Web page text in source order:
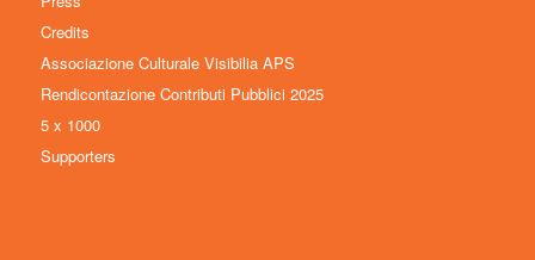
Credits
Associazione Culturale Visibilia APS
Rendicontazione Contributi Pubblici 2025
5 x 1000
Supporters